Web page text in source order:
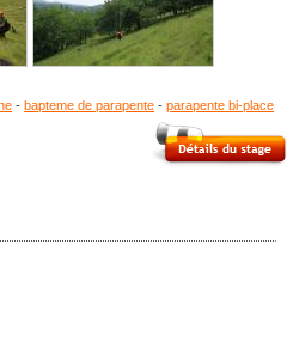
- bapteme de parapente - parapente bi-place